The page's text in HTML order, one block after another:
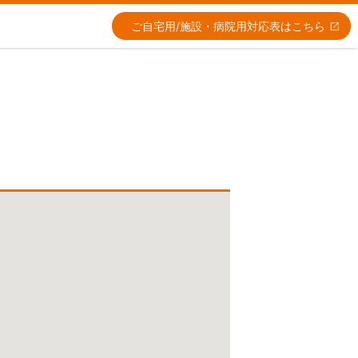
ご自宅用/施設・病院用対応表はこちら